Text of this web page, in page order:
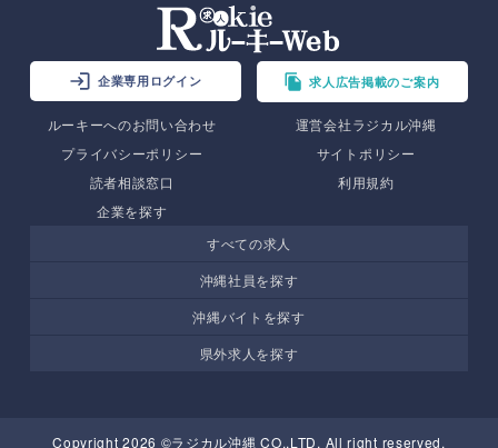
企業専用ログイン 求人広告掲載のご案内
ルーキーへのお問い合わせ
運営会社ラジカル沖縄
プライバシーポリシー
サイトポリシー
読者相談窓口
利用規約
企業を探す
すべての求人
沖縄社員を探す
沖縄バイトを探す
県外求人を探す
Copyright 2026 ©ラジカル沖縄 CO.,LTD. All right reserved.